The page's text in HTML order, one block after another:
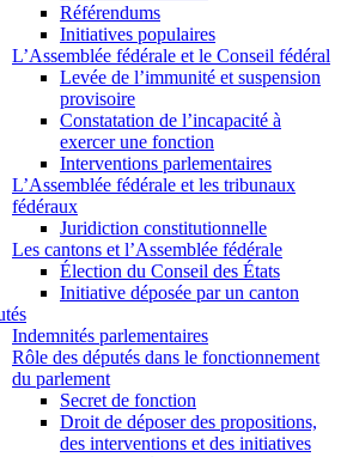
Référendums
Initiatives populaires
L’Assemblée fédérale et le Conseil fédéral
Levée de l’immunité et suspension
provisoire
Constatation de l’incapacité à
exercer une fonction
Interventions parlementaires
L’Assemblée fédérale et les tribunaux
fédéraux
Juridiction constitutionnelle
Les cantons et l’Assemblée fédérale
Élection du Conseil des États
Initiative déposée par un canton
Indemnités parlementaires
Rôle des députés dans le fonctionnement
du parlement
Secret de fonction
Droit de déposer des propositions,
des interventions et des initiatives